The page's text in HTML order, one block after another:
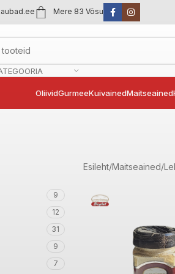
Mere 83 Võsu
OliividGurmeeKuivainedMaitseained
9
12
31
9
7
Esileht Maitseained